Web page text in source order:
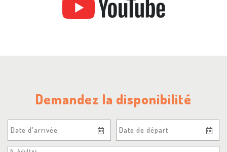
Demandez la disponibilité
Date d'arrivée Date de départ